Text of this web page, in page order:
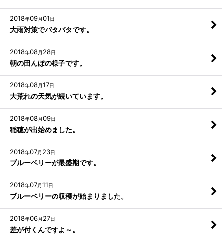
2018年09月01日
大雨対策でバタバタです。
2018年08月 28日
朝の田んぼの様子です。
2018年08月17日
大荒れの天気が続いています。
2018年08月09日
稲穂が出始めました。
2018年07月 23日
ブルーベリーが最盛期です。
2018年07月11日
ブルーベリーの収穫が始まりました。
2018年06月 27日
差が付くんですよ～。